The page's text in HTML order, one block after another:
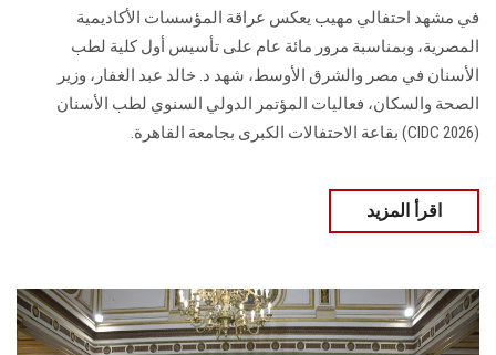
في مشهد احتفالي مهيب يعكس عراقة المؤسسات الأكاديمية
المصرية، وبمناسبة مرور مائة عام على تأسيس أول كلية لطب
الأسنان في مصر والشرق الأوسط، شهد د. خالد عبد الغفار، وزير
الصحة والسكان، فعاليات المؤتمر الدولي السنوي لطب الأسنان
(CIDC 2026) بقاعة الاحتفالات الكبرى بجامعة القاهرة.
اقرأ المزيد